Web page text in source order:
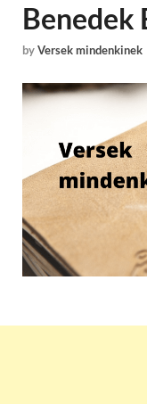
Benedek
byVersek mindenkinek